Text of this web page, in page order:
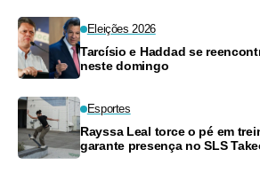
Eleições 2026
Tarcísio e Haddad se
neste domingo
Esportes
Rayssa Leal torce o pé em
garante presença no SLS